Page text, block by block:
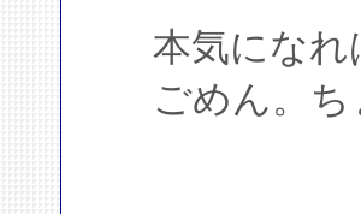
本気になれ
ごめん。ち